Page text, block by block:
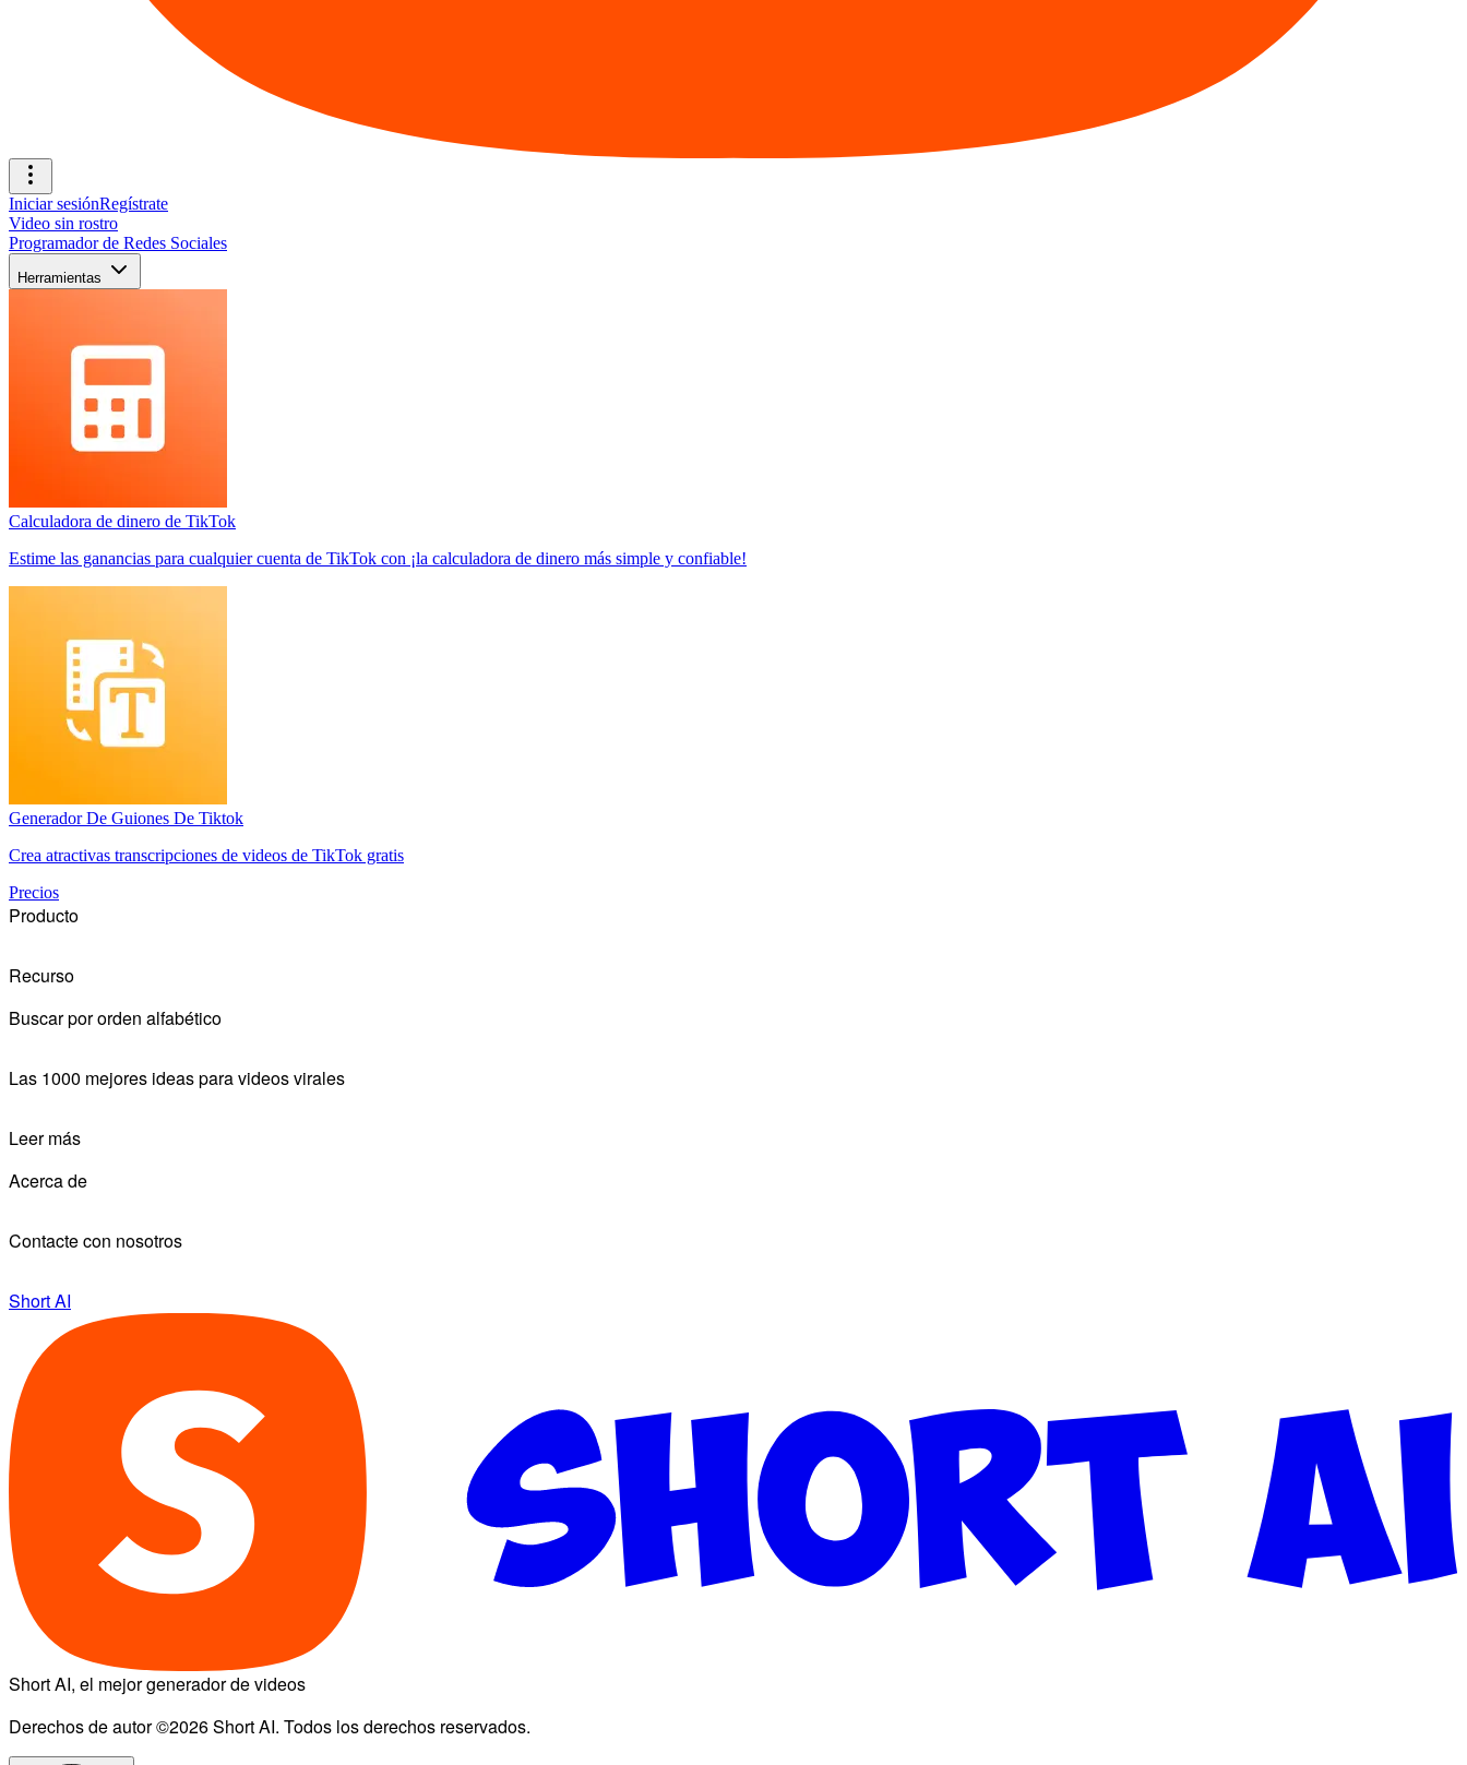
Iniciar sesiónRegístrate
Video sin rostro
Programador de Redes Sociales
Herramientas
Calculadora de dinero de TikTok
Estime las ganancias para cualquier cuenta de TikTok con ¡la calculadora de dinero más simple y confiable!
Generador De Guiones De Tiktok
Crea atractivas transcripciones de videos de TikTok gratis
Precios
Producto
Recurso
Buscar por orden alfabético
Las 1000 mejores ideas para videos virales
Leer más
Acerca de
Contacte con nosotros
Short AI
Short AI, el mejor generador de videos
Derechos de autor ©2026 Short AI. Todos los derechos reservados.